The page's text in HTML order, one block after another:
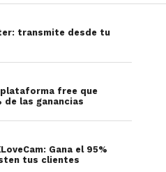
aunque su
Vergara. Tiene 20
20.000 mujeres que se
modelos webcam
de una mujer que atrae
a su sala
ahora no siente
transmite desde tu
free que
de las ganancias
Gana el 95%
tus clientes